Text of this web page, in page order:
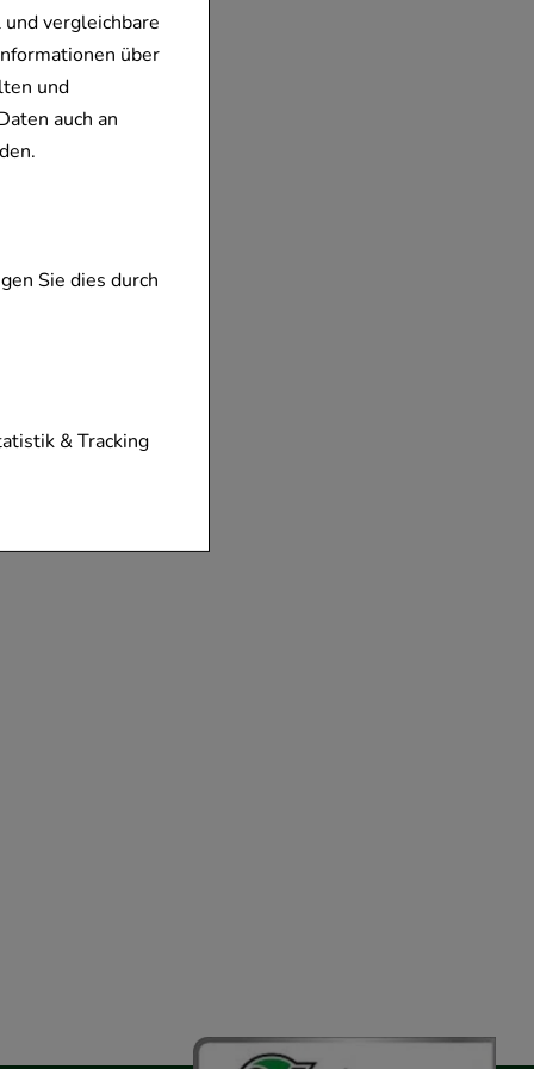
vergleichbare
über
und
auch an
Sie dies durch
unserer
nicht
& Tracking